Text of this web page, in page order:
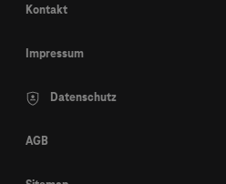
Kontakt
Impressum
Datenschutz
AGB